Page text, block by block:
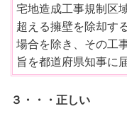
宅地造成工事規制区
超える擁壁を除却す
場合を除き、その工
旨を都道府県知事に
３・・・正しい